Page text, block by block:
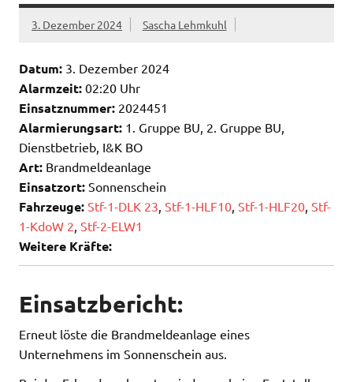
3. Dezember 2024 Sascha Lehmkuhl
Datum: 3. Dezember 2024
Alarmzeit: 02:20 Uhr
Einsatznummer: 2024451
Alarmierungsart: 1. Gruppe BU, 2. Gruppe BU,
Dienstbetrieb, I&K BO
Art: Brandmeldeanlage
Einsatzort: Sonnenschein
Fahrzeuge: Stf-1-DLK 23 Stf-1-HLF10 Stf-1-HLF20 Stf-
1-KdoW 2 Stf-2-ELW1
Weitere Kräfte:
Einsatzbericht:
Erneut löste die Brandmeldeanlage eines
Unternehmens im Sonnenschein aus.